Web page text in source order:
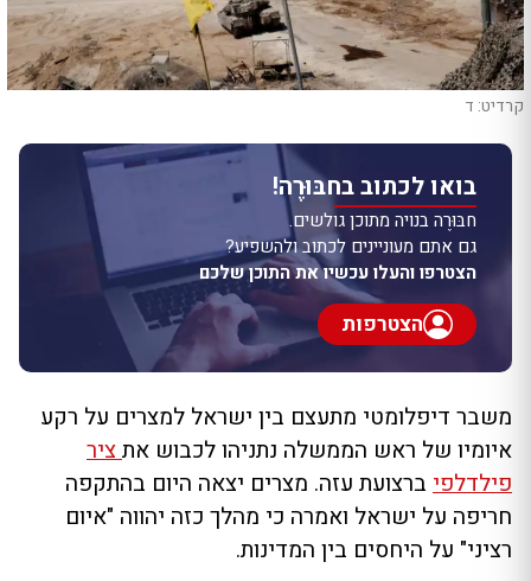
קרדיט: ד
בואו לכתוב בחבּוּרֶה!
חבּוּרֶה בנויה מתוכן גולשים.
גם אתם מעוניינים לכתוב ולהשפיע?
הצטרפו והעלו עכשיו את התוכן שלכם
הצטרפות
משבר דיפלומטי מתעצם בין ישראל למצרים על רקע
איומיו של ראש הממשלה נתניהו לכבוש אתציר
פילדלפי ברצועת עזה. מצרים יצאה היום בהתקפה
חריפה על ישראל ואמרה כי מהלך כזה יהווה "איום
רציני" על היחסים בין המדינות.